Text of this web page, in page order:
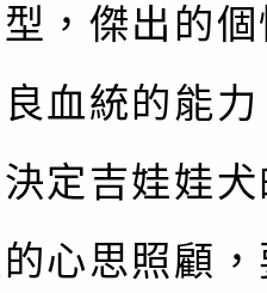
，傑出的
血統的能
定吉娃娃
心思照顧